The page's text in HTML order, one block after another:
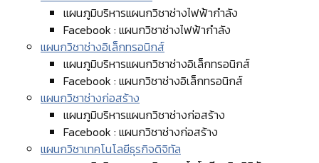
แผนภูมิบริหารแผนกวิชาช่างไฟฟ้ากำลัง
Facebook : แผนกวิชาช่างไฟฟ้ากำลัง
แผนกวิชาช่างอิเล็กทรอนิกส์
แผนภูมิบริหารแผนกวิชาช่างอิเล็กทรอนิกส์
Facebook : แผนกวิชาช่างอิเล็กทรอนิกส์
แผนกวิชาช่างก่อสร้าง
แผนภูมิบริหารแผนกวิชาช่างก่อสร้าง
Facebook : แผนกวิชาช่างก่อสร้าง
แผนกวิชาเทคโนโลยีธุรกิจดิจิทัล